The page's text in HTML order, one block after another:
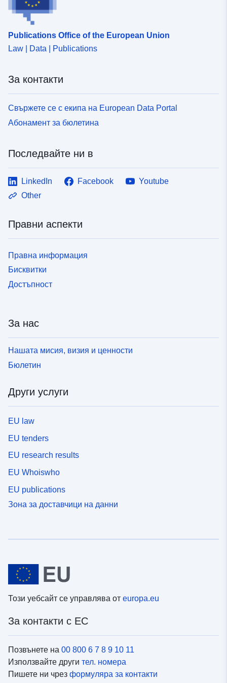
Publications Office of the European Union
Law | Data | Publications
За контакти
Свържете се с екипа на European Data Portal
Абонамент за бюлетина
Последвайте ни в
LinkedIn Facebook
Youtube
Other
Правни аспекти
Правна информация
Бисквитки
Достъпност
За нас
Нашата мисия, визия и ценности
Бюлетин
Други услуги
EU law
EU tenders
EU research results
EU Whoiswho
EU publications
Зона за доставчици на данни
Този уебсайт се управлява от europa.eu
За контакти с ЕС
Позвънете на 00 800 6 7 8 9 10 11
Използвайте други тел. номера
Пишете ни чрез формуляра за контакти